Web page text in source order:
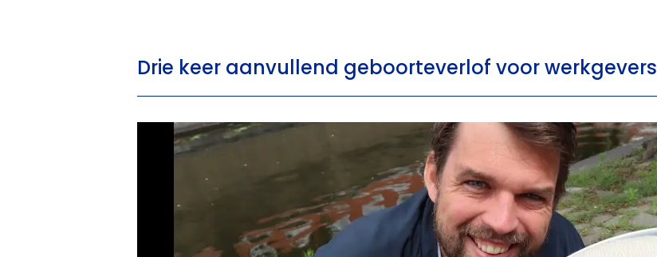
Drie keer aanvullend geboorteverlof voor werkgevers